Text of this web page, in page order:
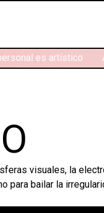
es artístico
visuales, la
para bailar la